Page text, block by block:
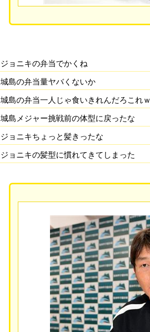
ジョニキの弁当でかくね
城島の弁当量ヤバくないか
城島の弁当一人じゃ食いきれんだろこれｗ
城島メジャー挑戦前の体型に戻ったな
ジョニキちょっと髪きったな
ジョニキの髪型に慣れてきてしまった